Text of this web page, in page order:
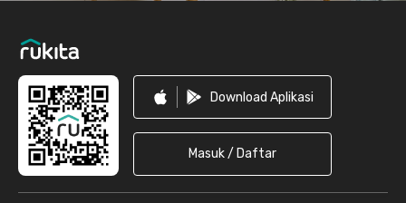
Download Aplikasi
Masuk / Daftar